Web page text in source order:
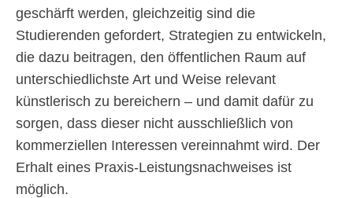
geschärft werden, gleichzeitig sind die
Studierenden gefordert, Strategien zu entwickeln,
die dazu beitragen, den öffentlichen Raum auf
unterschiedlichste Art und Weise relevant
künstlerisch zu bereichern – und damit dafür zu
sorgen, dass dieser nicht ausschließlich von
kommerziellen Interessen vereinnahmt wird. Der
Erhalt eines Praxis-Leistungsnachweises ist
möglich.